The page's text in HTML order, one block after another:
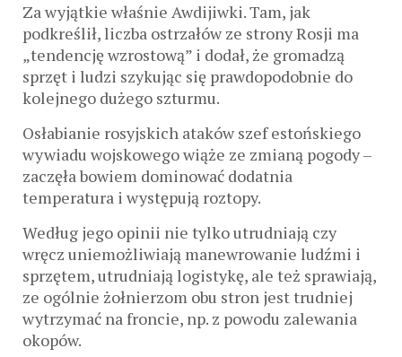
Za wyjątkie właśnie Awdijiwki. Tam, jak
podkreślił, liczba ostrzałów ze strony Rosji ma
„tendencję wzrostową” i dodał, że gromadzą
sprzęt i ludzi szykując się prawdopodobnie do
kolejnego dużego szturmu.
Osłabianie rosyjskich ataków szef estońskiego
wywiadu wojskowego wiąże ze zmianą pogody –
zaczęła bowiem dominować dodatnia
temperatura i występują roztopy.
Według jego opinii nie tylko utrudniają czy
wręcz uniemożliwiają manewrowanie ludźmi i
sprzętem, utrudniają logistykę, ale też sprawiają,
ze ogólnie żołnierzom obu stron jest trudniej
wytrzymać na froncie, np. z powodu zalewania
okopów.